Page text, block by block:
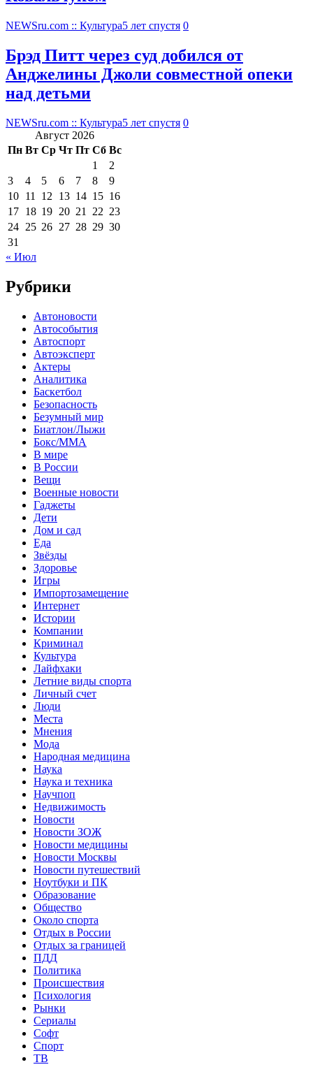
NEWSru.com :: Культура5 лет спустя 0
Брэд Питт через суд добился от
Анджелины Джоли совместной опеки
над детьми
NEWSru.com :: Культура5 лет спустя 0
Август 2026
Пн Вт Ср Чт Пт Сб Вс
1
2
3
4 5 6 7 8
9
10 11 12 13 14 15 16
17 18 19 20 21 22 23
24 25 26 27 28 29 30
31
« Июл
Рубрики
Автоновости
Автособытия
Автоспорт
Автоэксперт
Актеры
Аналитика
Баскетбол
Безопасность
Безумный мир
Биатлон/Лыжи
Бокс/MMA
В мире
В России
Вещи
Военные новости
Гаджеты
Дети
Дом и сад
Еда
Звёзды
Здоровье
Игры
Импортозамещение
Интернет
Истории
Компании
Криминал
Культура
Лайфхаки
Летние виды спорта
Личный счет
Люди
Места
Мнения
Мода
Народная медицина
Наука
Наука и техника
Научпоп
Недвижимость
Новости
Новости ЗОЖ
Новости медицины
Новости Москвы
Новости путешествий
Ноутбуки и ПК
Образование
Общество
Около спорта
Отдых в России
Отдых за границей
ПДД
Политика
Происшествия
Психология
Рынки
Сериалы
Софт
Спорт
ТВ